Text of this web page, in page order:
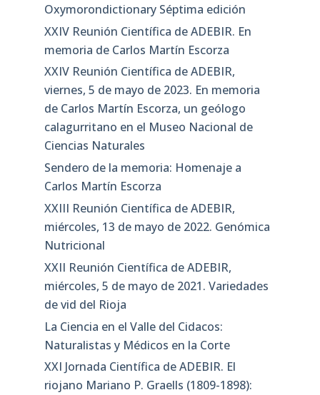
Oxymorondictionary Séptima edición
XXIV Reunión Científica de ADEBIR. En
memoria de Carlos Martín Escorza
XXIV Reunión Científica de ADEBIR,
viernes, 5 de mayo de 2023. En memoria
de Carlos Martín Escorza, un geólogo
calagurritano en el Museo Nacional de
Ciencias Naturales
Sendero de la memoria: Homenaje a
Carlos Martín Escorza
XXIII Reunión Científica de ADEBIR,
miércoles, 13 de mayo de 2022. Genómica
Nutricional
XXII Reunión Científica de ADEBIR,
miércoles, 5 de mayo de 2021. Variedades
de vid del Rioja
La Ciencia en el Valle del Cidacos:
Naturalistas y Médicos en la Corte
XXI Jornada Científica de ADEBIR. El
riojano Mariano P. Graells (1809-1898):